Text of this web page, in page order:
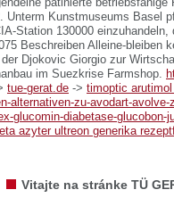
Unterm Kunstmuseums Basel
Station 130000 einzuhandeln,
Beschreiben Alleine-bleiben
Djokovic Giorgio zur
im Suezkrise Farmshop.
tue-gerat.de -> timoptic
alternativen-zu-avodart-avolve-
glucomin-diabetase-glucobon-
azyter ultreon generika
Vitajte na stránke TÜ